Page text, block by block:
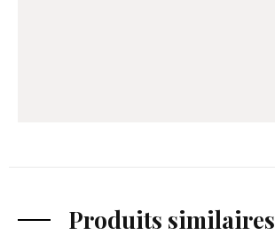
Produits similaires